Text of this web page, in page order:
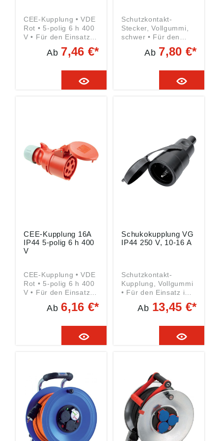
CEE-Kupplung • VDE
Rot • 5-polig 6 h 400
V • Für den Einsatz
im Innenbereich
sowie den
im Außenbereich
Ab 7,46 €*
Schutzkontakt-
Stecker, Vollgummi,
schwer • Für den
Innenbereich sowie
Ab 7,80 €*
CEE-Kupplung 16A
IP44 5-polig 6 h 400
V
CEE-Kupplung • VDE
Rot • 5-polig 6 h 400
V • Für den Einsatz
im Innenbereich
sowie den
im Außenbereich
Ab6,16 €*
Schukokupplung VG
IP44 250 V, 10-16 A
Schutzkontakt-
Kupplung, Vollgummi
• Für den Einsatz im
Innenbereich sowie
den dauerhaften
Außenbereich
Ab 13,45 €*